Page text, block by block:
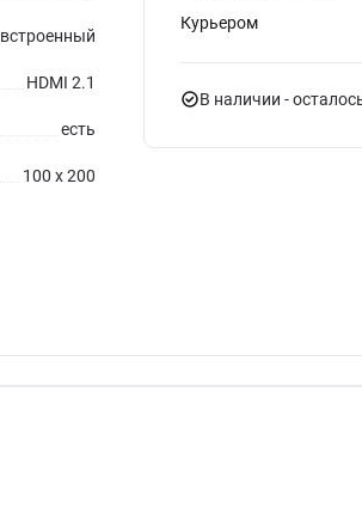
встроенный
HDMI 2.1
есть
100 x 200
Курьером
В наличии -